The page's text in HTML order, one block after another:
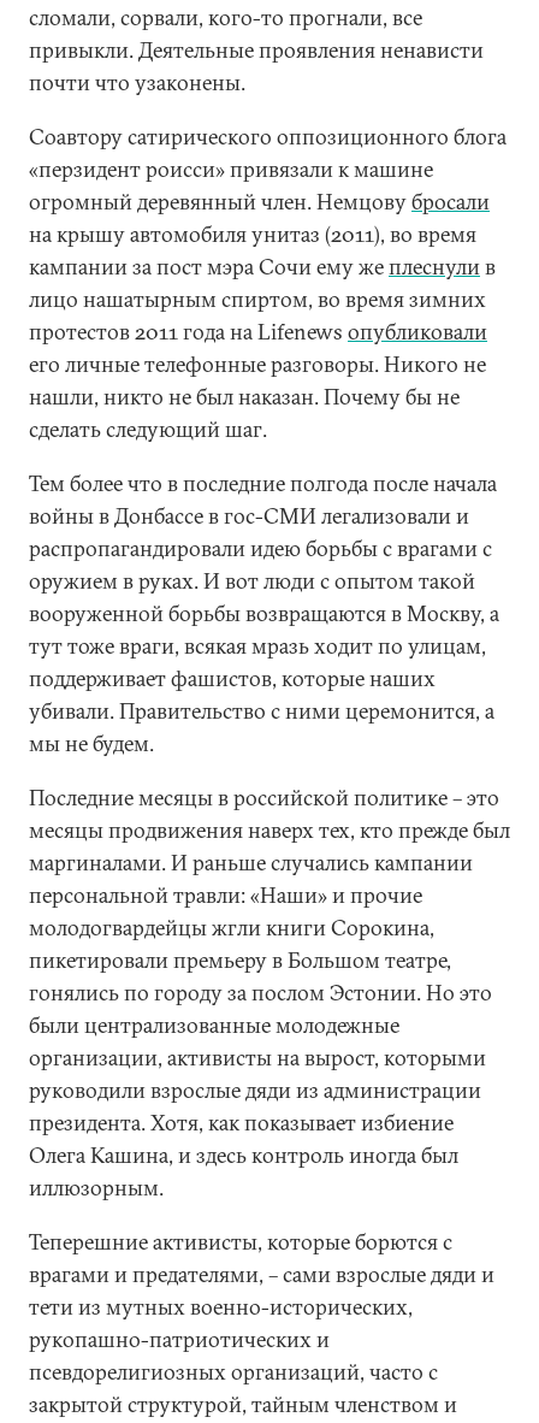
сломали, сорвали, кого-то прогнали, все
привыкли. Деятельные проявления ненависти
почти что узаконены.
Соавтору сатирического оппозиционного блога
«перзидент роисси» привязали к машине
огромный деревянный член. Немцовубросали
на крышу автомобиля унитаз (2011), во время
кампании за пост мэра Сочи ему жеплеснулив
лицо нашатырным спиртом, во время зимних
протестов 2011 года на Lifenews опубликовали
его личные телефонные разговоры. Никого не
нашли, никто не был наказан. Почему бы не
сделать следующий шаг.
Тем более что в последние полгода после начала
войны в Донбассе в гос-СМИ легализовали и
распропагандировали идею борьбы с врагами с
оружием в руках. И вот люди с опытом такой
вооруженной борьбы возвращаются в Москву, а
тут тоже враги, всякая мразь ходит по улицам,
поддерживает фашистов, которые наших
убивали. Правительство с ними церемонится, а
мы не будем.
Последние месяцы в российской политике – это
месяцы продвижения наверх тех, кто прежде был
маргиналами. И раньше случались кампании
персональной травли: «Наши» и прочие
молодогвардейцы жгли книги Сорокина,
пикетировали премьеру в Большом театре,
гонялись по городу за послом Эстонии. Но это
были централизованные молодежные
организации, активисты на вырост, которыми
руководили взрослые дяди из администрации
президента. Хотя, как показывает избиение
Олега Кашина, и здесь контроль иногда был
иллюзорным.
Теперешние активисты, которые борются с
врагами и предателями, – сами взрослые дяди и
тети из мутных военно-исторических,
рукопашно-патриотических и
псевдорелигиозных организаций, часто с
закрытой структурой, тайным членством и